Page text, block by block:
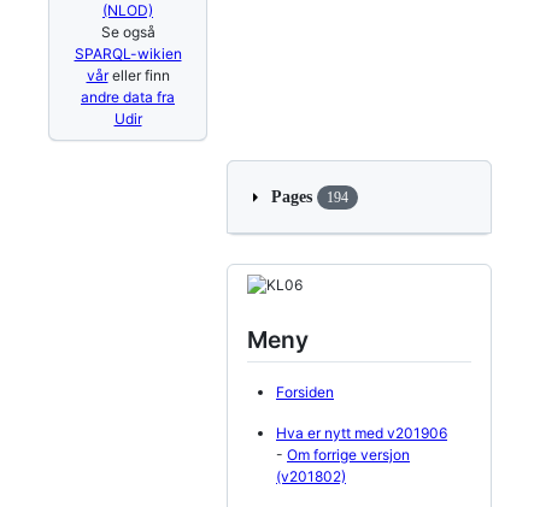
(NLOD)
Se også
SPARQL-wikien
våreller finn
andre data fra
Udir
Pages 194
Meny
Forsiden
Hva er nytt med v201906
- Om forrige versjon
(v201802)